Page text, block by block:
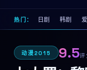
热门： 日剧 韩剧
动漫2015 9.5评